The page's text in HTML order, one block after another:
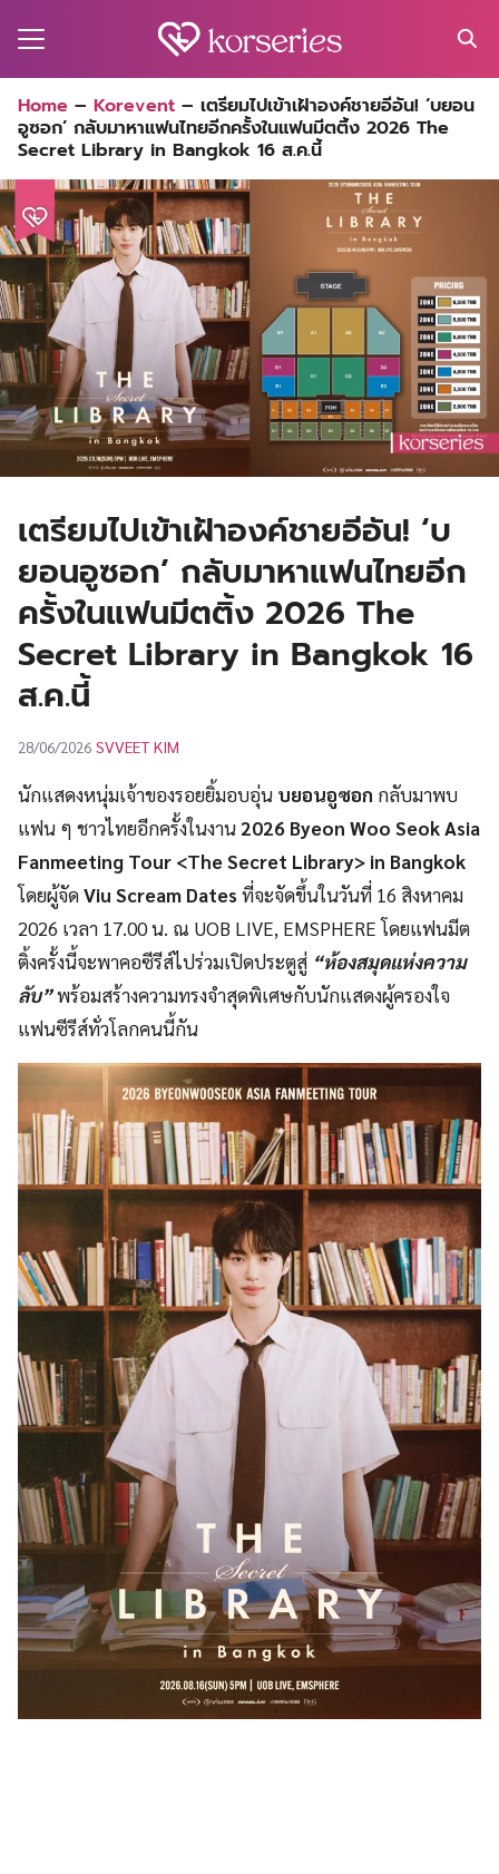
for:
Home – Korevent – เตรียมไปเข้าเฝ้าองค์ชายอีอัน! ‘บยอน
อูซอก’ กลับมาหาแฟนไทยอีกครั้งในแฟนมีตติ้ง 2026 The
Secret Library in Bangkok 16 ส.ค.นี้
เตรียมไปเข้าเฝ้าองค์ชายอีอัน! ‘บ
ยอนอูซอก’ กลับมาหาแฟนไทยอีก
ครั้งในแฟนมีตติ้ง 2026 The
Secret Library in Bangkok 16
ส.ค.นี้
28/06/2026 SVVEET KIM
นักแสดงหนุ่มเจ้าของรอยยิ้มอบอุ่น บยอนอูซอก กลับมาพบ
แฟน ๆ ชาวไทยอีกครั้งในงาน 2026 Byeon Woo Seok Asia
Fanmeeting Tour <The Secret Library> in Bangkok
โดยผู้จัดViu Scream Datesที่จะจัดขึ้นในวันที่ 16 สิงหาคม
2026 เวลา 17.00 น. ณ UOB LIVE, EMSPHERE โดยแฟนมีต
ติ้งครั้งนี้จะพาคอซีรีส์ไปร่วมเปิดประตูสู่ “ห้องสมุดแห่งความ
ลับ”พร้อมสร้างความทรงจำสุดพิเศษกับนักแสดงผู้ครองใจ
แฟนซีรีส์ทั่วโลกคนนี้กัน